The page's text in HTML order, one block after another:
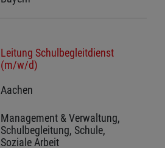
Leitung Schulbegleitdienst
(m/w/d)
Aachen
Management & Verwaltung,
Schulbegleitung, Schule,
Soziale Arbeit